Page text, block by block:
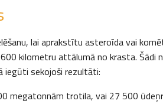
lai aprakstītu asteroīda vai
kilometru attālumā no krasta. Šādi
iegūti sekojoši rezultāti:
megatonnām trotila, vai 27 500